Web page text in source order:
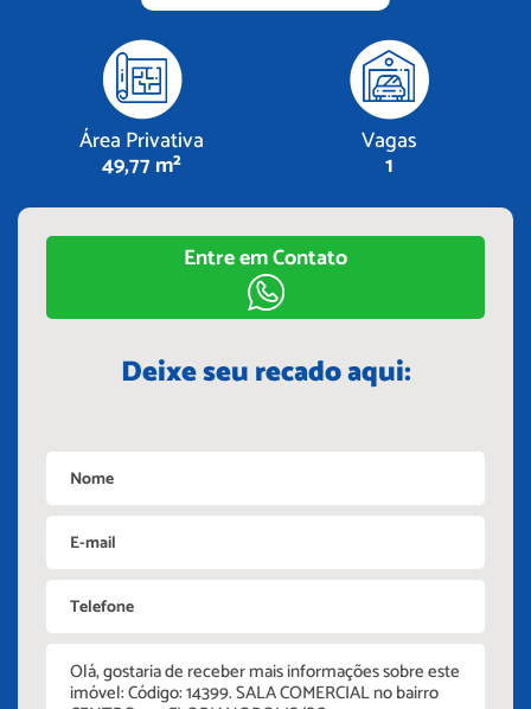
Área Privativa
49,77 m²
Vagas
1
Entre em Contato
Deixe seu recado aqui: